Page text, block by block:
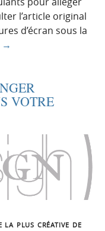
l’article original
d’écran sous la
→
VOTRE
la plus créative de